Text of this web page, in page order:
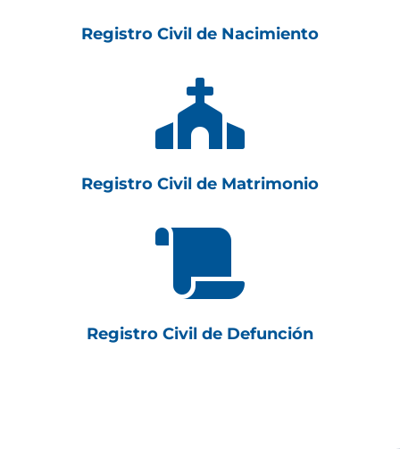
Registro Civil de Nacimiento

Registro Civil de Matrimonio

Registro Civil de Defunción